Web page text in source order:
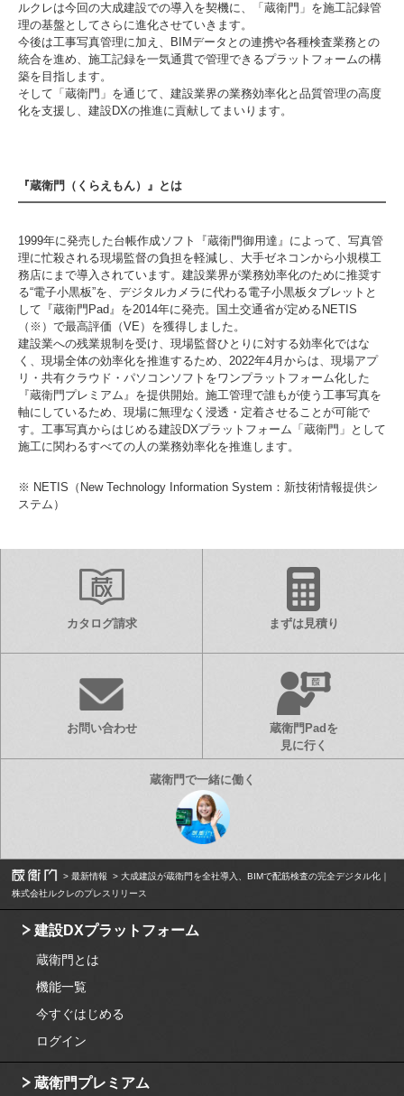
ルクレは今回の大成建設での導入を契機に、「蔵衛門」を施工記録管
理の基盤としてさらに進化させていきます。
今後は工事写真管理に加え、BIMデータとの連携や各種検査業務との
統合を進め、施工記録を一気通貫で管理できるプラットフォームの構
築を目指します。
そして「蔵衛門」を通じて、建設業界の業務効率化と品質管理の高度
化を支援し、建設DXの推進に貢献してまいります。
『蔵衛門（くらえもん）』とは
1999年に発売した台帳作成ソフト『蔵衛門御用達』によって、写真管
理に忙殺される現場監督の負担を軽減し、大手ゼネコンから小規模工
務店にまで導入されています。建設業界が業務効率化のために推奨す
る“電子小黒板”を、デジタルカメラに代わる電子小黒板タブレットと
して『蔵衛門Pad』を2014年に発売。国土交通省が定めるNETIS
（※）で最高評価（VE）を獲得しました。
建設業への残業規制を受け、現場監督ひとりに対する効率化ではな
く、現場全体の効率化を推進するため、2022年4月からは、現場アプ
リ・共有クラウド・パソコンソフトをワンプラットフォーム化した
『蔵衛門プレミアム』を提供開始。施工管理で誰もが使う工事写真を
軸にしているため、現場に無理なく浸透・定着させることが可能で
す。工事写真からはじめる建設DXプラットフォーム「蔵衛門」として
施工に関わるすべての人の業務効率化を推進します。
※ NETIS（New Technology Information System：新技術情報提供シ
ステム）
カタログ請求 まずは見積り
お問い合わせ
蔵衛門Padを
見に行く
最新情報
大成建設が蔵衛門を全社導入、BIMで配筋検査の完全デジタル化｜
株式会社ルクレのプレスリリース
建設DXプラットフォーム
蔵衛門とは
機能一覧
今すぐはじめる
ログイン
蔵衛門プレミアム